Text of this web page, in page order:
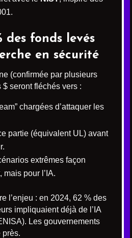
des fonds levés
en sécurité
(confirmée par plusieurs
seront fléchés vers :
chargées d’attaquer les
partie (équivalent UL) avant
extrêmes façon
mais pour l’IA.
l’enjeu : en 2024, 62 % des
impliquaient déjà de l’IA
Les gouvernements
près.